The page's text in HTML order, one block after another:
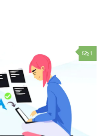
1